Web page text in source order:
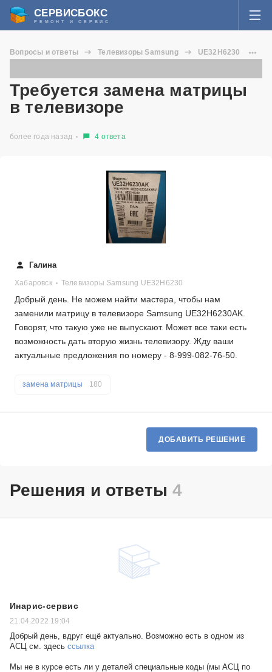
СЕРВИСБОКС
РЕМОНТ И СЕРВИС
Я забыл пароль
Регистрация
ВОПРОСЫ И ОТВЕТЫ
СТАТЬИ О РЕМОНТЕ
ДОБАВИТЬ СЕРВИСНЫЙ ЦЕНТР ИЛИ ЧАСТНОГО МАСТЕРА
ЗАДАТЬ ВОПРОС МАСТЕРАМ
Вопросы и ответы Телевизоры Samsung
UE32H6230
Требуется замена матрицы
в телевизоре
более года назад 4 ответа
Галина
Хабаровск Телевизоры Samsung UE32H6230
Добрый день. Не можем найти мастера, чтобы нам
заменили матрицу в телевизоре Samsung UE32H6230AK.
Говорят, что такую уже не выпускают. Может все таки есть
возможность дать вторую жизнь телевизору. Жду ваши
актуальные предложения по номеру - 8-999-082-76-50.
замена матрицы 180
ДОБАВИТЬ РЕШЕНИЕ
Решения и ответы4
Инарис-сервис
21.04.2022 19:04
Добрый день, вдруг ещё актуально. Возможно есть в одном из
АСЦ см. здесь ссылка
Мы не в курсе есть ли у деталей специальные коды (мы АСЦ по